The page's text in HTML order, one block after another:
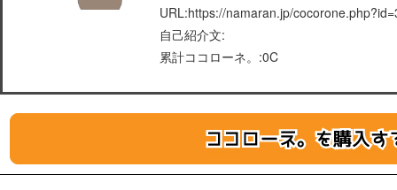
URL:https://namaran.jp/
自己紹介文:
累計ココローネ。:0C